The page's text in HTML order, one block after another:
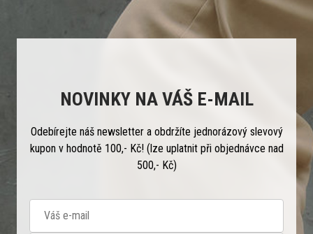
NOVINKY NA VÁŠ E-MAIL
Odebírejte náš newsletter a obdržíte jednorázový slevový
kupon v hodnotě 100,- Kč! (lze uplatnit při objednávce nad
500,- Kč)